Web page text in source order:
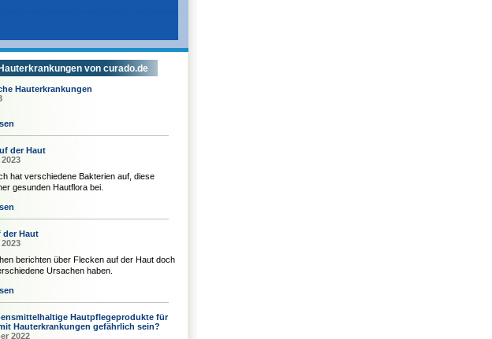
von curado.de
Hauterkrankungen
der Haut
hat verschiedene Bakterien auf, diese
gesunden Hautflora bei.
der Haut
berichten über Flecken auf der Haut doch
Ursachen haben.
Hautpflegeprodukte für
Hauterkrankungen gefährlich sein?
2022